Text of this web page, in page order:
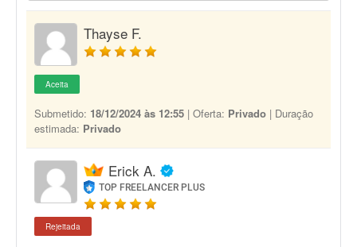
Thayse F.
Aceita
Submetido: 18/12/2024 às 12:55 | Oferta: Privado | Duração
estimada: Privado
Erick A.
TOP FREELANCER PLUS
Rejeitada